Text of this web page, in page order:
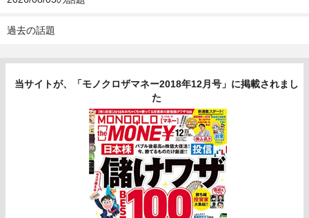
過去の話題
当サイトが、「モノクロザマネー2018年12月号」に掲載されまし
た